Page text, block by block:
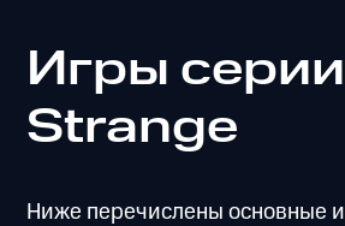
Игры
Strange
Ниже перечислены основные